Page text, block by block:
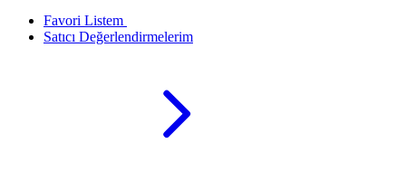
Favori Listem
Satıcı Değerlendirmelerim